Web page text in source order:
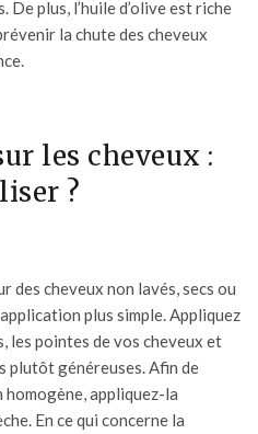
plus, l’huile d’olive est riche
la chute des cheveux
les cheveux :
?
des cheveux non lavés, secs ou
plus simple. Appliquez
les pointes de vos cheveux et
plutôt généreuses. Afin de
homogène, appliquez-la
En ce qui concerne la